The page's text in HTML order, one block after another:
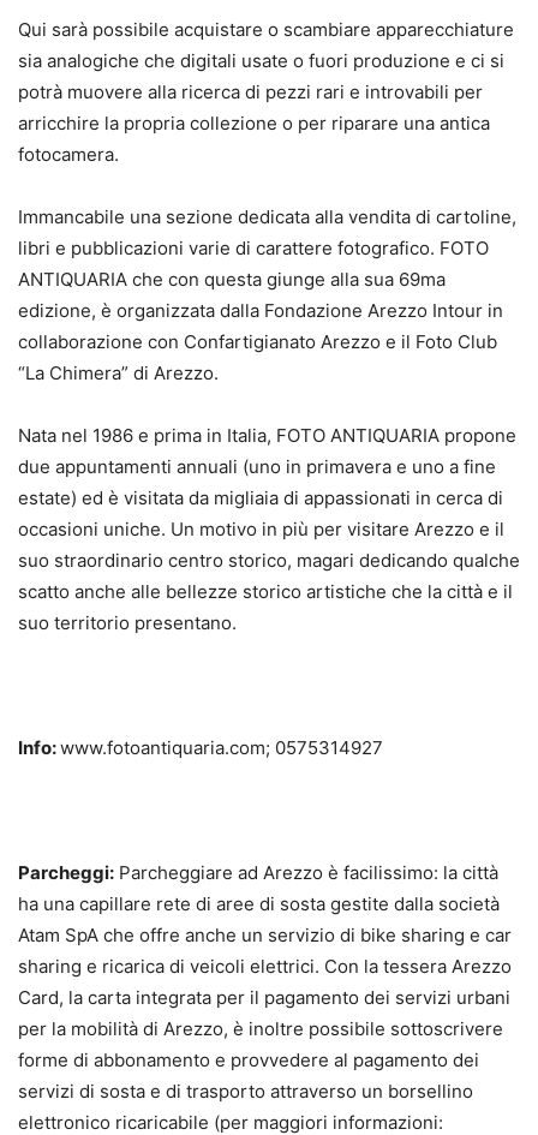
Qui sarà possibile acquistare o scambiare apparecchiature
sia analogiche che digitali usate o fuori produzione e ci si
potrà muovere alla ricerca di pezzi rari e introvabili per
arricchire la propria collezione o per riparare una antica
fotocamera.
Immancabile una sezione dedicata alla vendita di cartoline,
libri e pubblicazioni varie di carattere fotografico. FOTO
ANTIQUARIA che con questa giunge alla sua 69ma
edizione, è organizzata dalla Fondazione Arezzo Intour in
collaborazione con Confartigianato Arezzo e il Foto Club
“La Chimera” di Arezzo.
Nata nel 1986 e prima in Italia, FOTO ANTIQUARIA propone
due appuntamenti annuali (uno in primavera e uno a fine
estate) ed è visitata da migliaia di appassionati in cerca di
occasioni uniche. Un motivo in più per visitare Arezzo e il
suo straordinario centro storico, magari dedicando qualche
scatto anche alle bellezze storico artistiche che la città e il
suo territorio presentano.
Info:www.fotoantiquaria.com; 0575314927
Parcheggi: Parcheggiare ad Arezzo è facilissimo: la città
ha una capillare rete di aree di sosta gestite dalla società
Atam SpA che offre anche un servizio di bike sharing e car
sharing e ricarica di veicoli elettrici. Con la tessera Arezzo
Card, la carta integrata per il pagamento dei servizi urbani
per la mobilità di Arezzo, è inoltre possibile sottoscrivere
forme di abbonamento e provvedere al pagamento dei
servizi di sosta e di trasporto attraverso un borsellino
elettronico ricaricabile (per maggiori informazioni: